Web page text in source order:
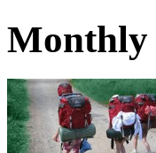
Monthly